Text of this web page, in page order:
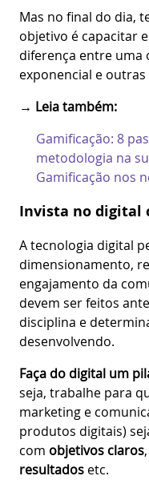
Mas no final do dia,
objetivo é capacitar
diferença entre uma
exponencial e
→ Leia também:
Gamificação: 8
metodologia na
Gamificação nos
Invista no digital
A tecnologia digital
dimensionamento,
engajamento da
devem ser feitos
disciplina e
desenvolvendo.
Faça do digital um
seja, trabalhe para
marketing e
produtos digitais)
com objetivos claros,
resultados etc.